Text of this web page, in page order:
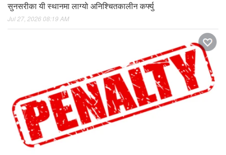
सुनसरीका यी स्थानमा लाग्यो अनिश्चितकालीन कर्फ्यु
Jul 27, 2026 08:19 AM